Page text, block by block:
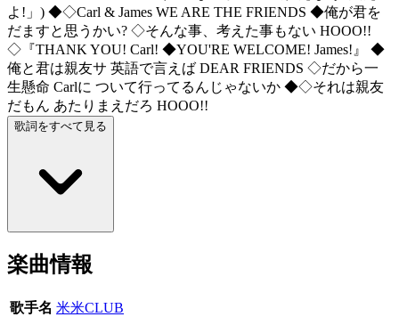
よ!」) ◆◇Carl & James WE ARE THE FRIENDS ◆俺が君を
だますと思うかい? ◇そんな事、考えた事もない HOOO!!
◇『THANK YOU! Carl! ◆YOU'RE WELCOME! James!』 ◆
俺と君は親友サ 英語で言えば DEAR FRIENDS ◇だから一
生懸命 Carlに ついて行ってるんじゃないか ◆◇それは親友
だもん あたりまえだろ HOOO!!
歌詞をすべて見る
楽曲情報
歌手名 米米CLUB